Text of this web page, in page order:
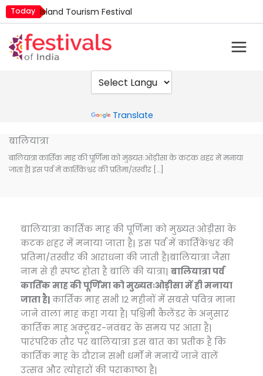
Skip
to
content
Today Island Tourism Festival
Mim Kut
Nashik Kumbh Mela
Nehru Trophy Boat Race
Translate
बालियात्रा
बालियात्रा कार्तिक माह की पूर्णिमा को मुख्यतःओड़ीसा के कटक शहर में मनाया
जाता है| इस पर्व में कार्तिकेश्वर की प्रतिमा/तस्वीर […]
बालियात्रा कार्तिक माह की पूर्णिमा को मुख्यतःओड़ीसा के
कटक शहर में मनाया जाता है| इस पर्व में कार्तिकेश्वर की
प्रतिमा/तस्वीर की आराधना की जाती है|बालियात्रा जैसा
नाम से ही स्पष्ट होता है बालि की यात्रा| बालियात्रा पर्व
कार्तिक माह की पूर्णिमा को मुख्यतःओड़ीसा में ही मनाया
जाता है|कार्तिक माह सभी 12 महीनों में सबसे पवित्र माना
जाने वाला माह कहा गया है| पश्चिमी कैलेंडर के अनुसार
कार्तिक माह अक्टूबर-नवंबर के समय पर आता है|
पारंपरिक तौर पर बालियात्रा इस बात का प्रतीक है कि
कार्तिक माह के दौरान सभी धर्मों मे मनायें जाने वालें
उत्सव और त्योहारों की पराकाष्ठा है|